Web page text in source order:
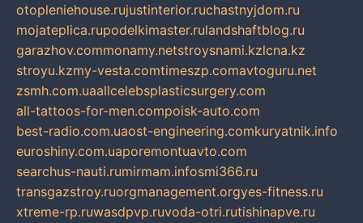
otopleniehouse.rujustinterior.ruchastnyjdom.ru
mojateplica.rupodelkimaster.rulandshaftblog.ru
garazhov.commonamy.netstroysnami.kzlcna.kz
stroyu.kzmy-vesta.comtimeszp.comavtoguru.net
zsmh.com.uaallcelebsplasticsurgery.com
all-tattoos-for-men.compoisk-auto.com
best-radio.com.uaost-engineering.comkuryatnik.info
euroshiny.com.uaporemontuavto.com
searchus-nauti.rumirmam.infosmi366.ru
transgazstroy.ruorgmanagement.orgyes-fitness.ru
xtreme-rp.ruwasdpvp.ruvoda-otri.rutishinapve.ru